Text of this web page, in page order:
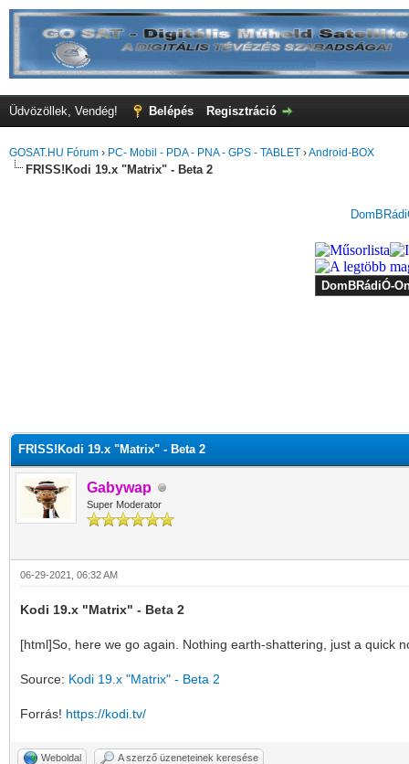
Üdvözöllek, Vendég! Belépés Regisztráció
GOSAT.HU Fórum › PC- Mobil - PDA - PNA - GPS - TABLET ›Android-BOX
FRISS!Kodi 19.x "Matrix" - Beta 2
FRISS!Kodi 19.x "Matrix" - Beta 2
Gabywap
Super Moderator
06-29-2021, 06:32 AM
Kodi 19.x "Matrix" - Beta 2
[html]So, here we go again. Nothing earth-shattering, just a
Source: Kodi 19.x "Matrix" - Beta 2
Forrás! https://kodi.tv/
Weboldal A szerző üzeneteinek keresése